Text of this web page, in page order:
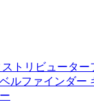
ストリビューター
ルファインダー